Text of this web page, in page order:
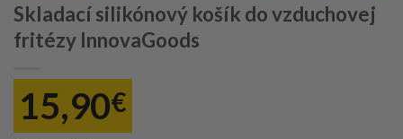
Skladací silikónový košík do vzduchovej
fritézy InnovaGoods
15,90€